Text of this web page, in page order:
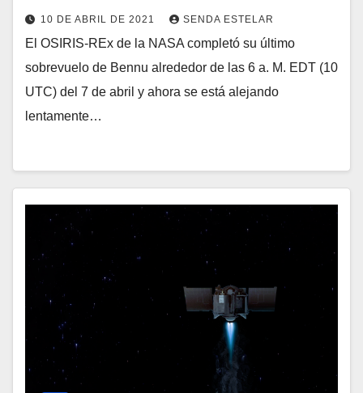
10 DE ABRIL DE 2021 SENDA ESTELAR
El OSIRIS-REx de la NASA completó su último
sobrevuelo de Bennu alrededor de las 6 a. M. EDT (10
UTC) del 7 de abril y ahora se está alejando
lentamente…